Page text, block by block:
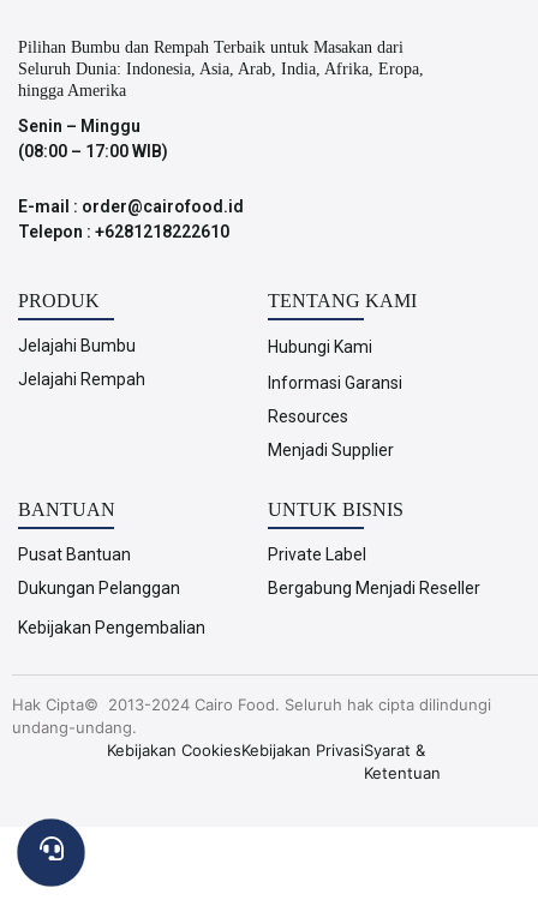
Pilihan Bumbu dan Rempah Terbaik untuk Masakan dari
Seluruh Dunia: Indonesia, Asia, Arab, India, Afrika, Eropa,
hingga Amerika
Senin – Minggu
(08:00 – 17:00 WIB)
E-mail : order@cairofood.id
Telepon : +6281218222610
PRODUK
Jelajahi Bumbu
Jelajahi Rempah
TENTANG KAMI
Hubungi Kami
Informasi Garansi
Resources
Menjadi Supplier
BANTUAN
Pusat Bantuan
Dukungan Pelanggan
Kebijakan Pengembalian
UNTUK BISNIS
Private Label
Bergabung Menjadi Reseller
Hak Cipta© 2013-2024 Cairo Food. Seluruh hak cipta dilindungi
undang-undang.
Kebijakan CookiesKebijakan PrivasiSyarat &
Ketentuan